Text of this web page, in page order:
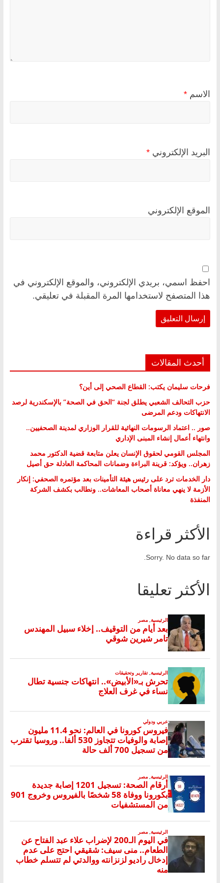
الاسم *
البريد الإلكتروني *
الموقع الإلكتروني
احفظ اسمي، بريدي الإلكتروني، والموقع الإلكتروني في
هذا المتصفح لاستخدامها المرة المقبلة في تعليقي.
أحدث المقالات
فرحات سليمان يكتب: القطاع الصحي إلى أين؟
حزب التحالف الشعبي يطلق لجنة “الحق في الصحة” بالإسكندرية لرصد
الانتهاكات ودعم المرضى
صور .. اعتماد الرسومات النهائية للقرار الوزاري لمدينة الصحفيين..
وانتهاء أعمال إنشاء المبنى الإداري
المجلس القومي لحقوق الإنسان يعلن متابعة قضية الدكتور محمد
زهران.. ويؤكد: قرينة البراءة وضمانات المحاكمة العادلة حق أصيل
دار الخدمات ترد على رئيس هيئة التأمينات بعد مؤتمره الصحفي: إنكار
الأزمة لا ينهي معاناة أصحاب المعاشات.. ونطالب بكشف الشركة
المنفذة
الأكثر قراءة
Sorry. No data so far.
الأكثر تعليقا